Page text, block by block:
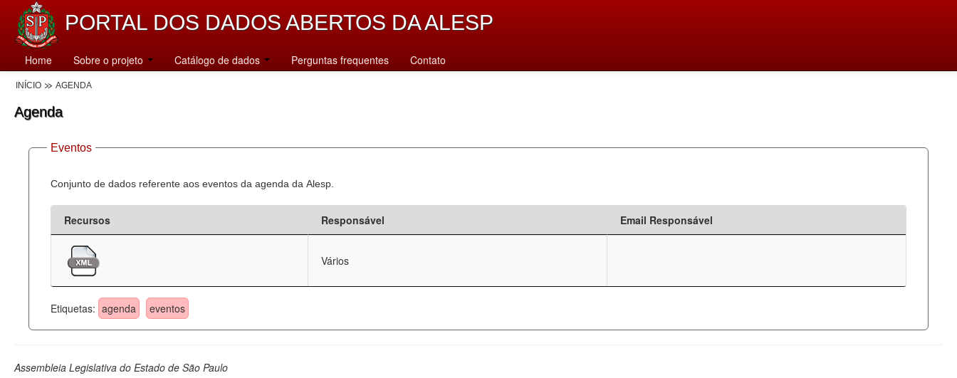
PORTAL DOS DADOS ABERTOS DA ALESP
Home Sobre o projeto Catálogo de dados Perguntas frequentes Contato
INÍCIO AGENDA
Agenda
Eventos
Conjunto de dados referente aos eventos da agenda da Alesp.
Recursos Responsável Email Responsável
Vários
Etiquetas: agenda eventos
Assembleia Legislativa do Estado de São Paulo